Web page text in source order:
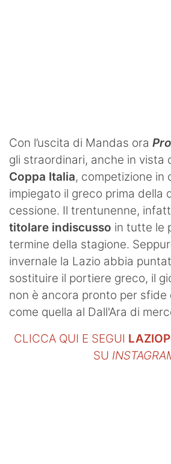
Con l’uscita di Mandas ora
gli straordinari, anche in vista
Coppa Italia, competizione in
impiegato il greco prima della
cessione. Il trentunenne,
titolare indiscusso in tutte le
termine della stagione.
invernale la Lazio abbia
sostituire il portiere greco, il
non è ancora pronto per sfide
come quella al Dall'Ara di
CLICCA QUI E SEGUI
SU